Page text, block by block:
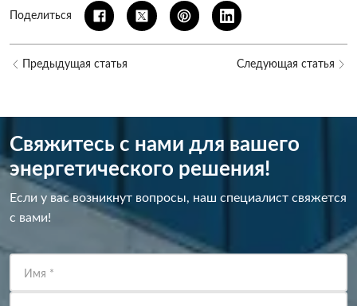
Поделиться
Предыдущая статья Следующая статья
Свяжитесь с нами для вашего
энергетического решения!
Если у вас возникнут вопросы, наш специалист свяжется
с вами!
Имя *